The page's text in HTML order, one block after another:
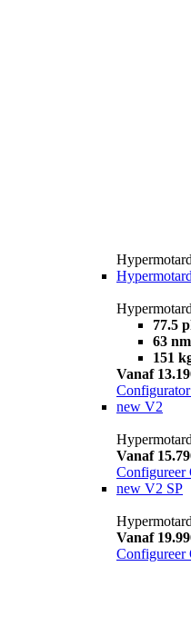
Hypermotard
77.5
63 nm
151
Vanaf
Configurator
new V2
Vanaf
Configureer
new V2 SP
Vanaf
Configureer